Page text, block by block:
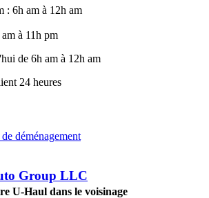
: 6h am à 12h am
à 11h pm
de 6h am à 12h am
24 heures
déménagement
Group LLC
U-Haul dans le voisinage